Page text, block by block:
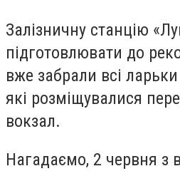
Залізничну станцію
підготовлювати до
вже забрали всі ларьки
які розміщувалися
вокзал.
Нагадаємо, 2 червня з